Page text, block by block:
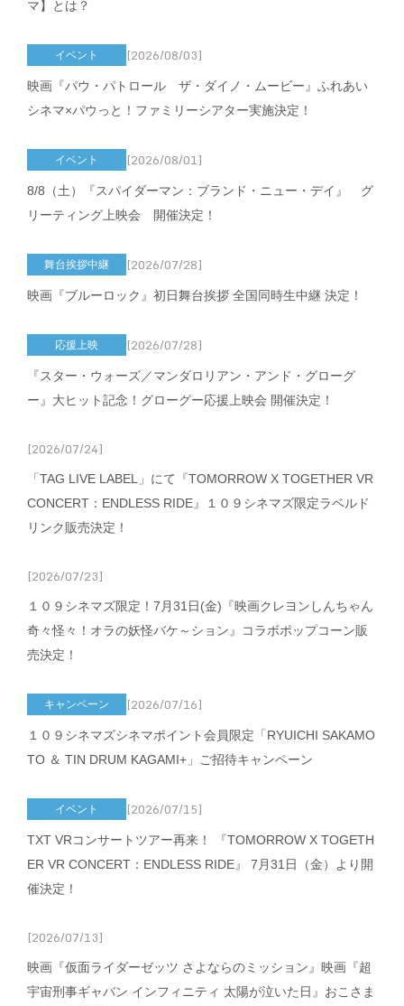
マ】とは？
イベント [2026/08/03]
映画『パウ・パトロール ザ・ダイノ・ムービー』ふれあい
シネマ×パウっと！ファミリーシアター実施決定！
イベント [2026/08/01]
8/8（土）『スパイダーマン：ブランド・ニュー・デイ』 グ
リーティング上映会 開催決定！
舞台挨拶中継 [2026/07/28]
映画『ブルーロック』初日舞台挨拶 全国同時生中継 決定！
応援上映 [2026/07/28]
『スター・ウォーズ／マンダロリアン・アンド・グローグ
ー』大ヒット記念！グローグー応援上映会 開催決定！
[2026/07/24]
「TAG LIVE LABEL」にて『TOMORROW X TOGETHER VR
CONCERT：ENDLESS RIDE』１０９シネマズ限定ラベルド
リンク販売決定！
[2026/07/23]
１０９シネマズ限定！7月31日(金)『映画クレヨンしんちゃん
奇々怪々！オラの妖怪バケ～ション』コラボポップコーン販
売決定！
キャンペーン [2026/07/16]
１０９シネマズシネマポイント会員限定「RYUICHI SAKAMO
TO ＆ TIN DRUM KAGAMI+」ご招待キャンペーン
イベント [2026/07/15]
TXT VRコンサートツアー再来！ 『TOMORROW X TOGETH
ER VR CONCERT：ENDLESS RIDE』 7月31日（金）より開
催決定！
[2026/07/13]
映画『仮面ライダーゼッツ さよならのミッション』映画『超
宇宙刑事ギャバン インフィニティ 太陽が泣いた日』おこさま